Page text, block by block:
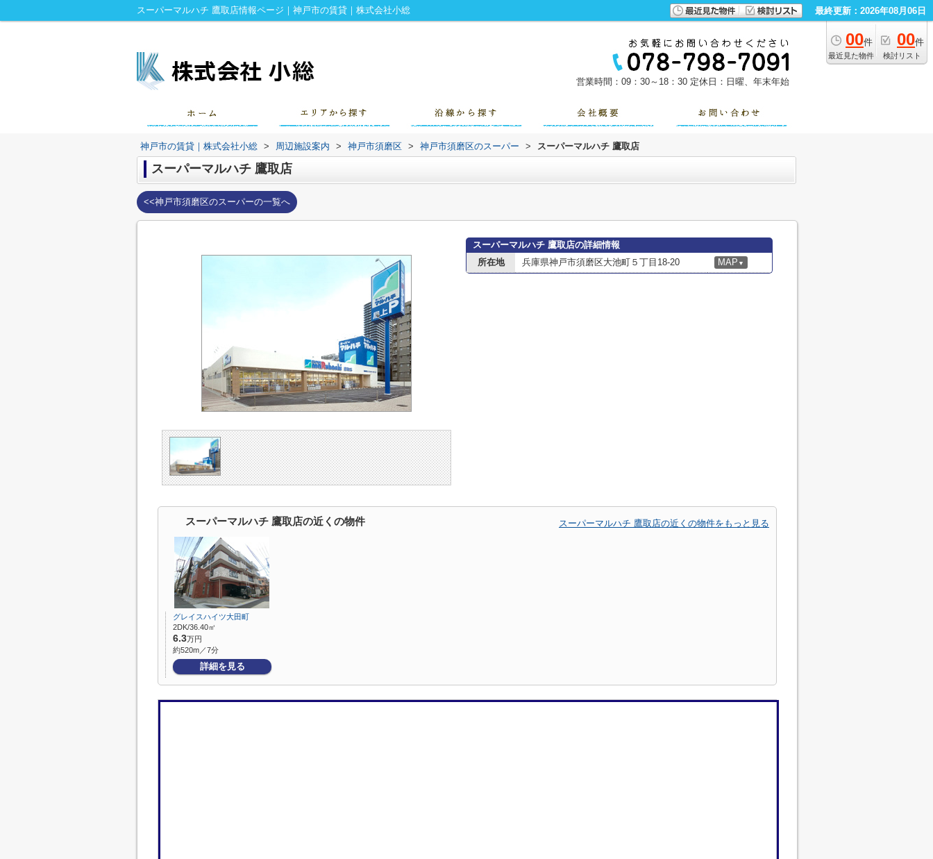
スーパーマルハチ 鷹取店情報ページ｜神戸市の賃貸｜株式会社小総 最終更新：2026年08月06日
00件
最近見た物件
00件
検討リスト
営業時間：09：30～18：30 定休日：日曜、年末年始
神戸市の賃貸｜株式会社小総 > 周辺施設案内 > 神戸市須磨区 > 神戸市須磨区のスーパー > スーパーマルハチ 鷹取店
スーパーマルハチ 鷹取店
<<神戸市須磨区のスーパーの一覧へ
スーパーマルハチ 鷹取店の詳細情報
所在地
兵庫県神戸市須磨区大池町５丁目18-20 MAP ▼
スーパーマルハチ 鷹取店の近くの物件 スーパーマルハチ 鷹取店の近くの物件をもっと見る
グレイスハイツ大田町
2DK/36.40㎡
6.3万円
約520m／7分
詳細を見る